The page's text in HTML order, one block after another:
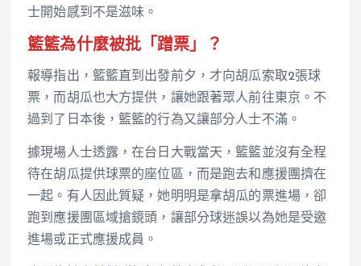
士開始感到不是滋味。
籃籃為什麼被批「蹭票」？
報導指出，籃籃直到出發前夕，才向胡瓜索取2張球
票，而胡瓜也大方提供，讓她跟著眾人前往東京。不
過到了日本後，籃籃的行為又讓部分人士不滿。
據現場人士透露，在台日大戰當天，籃籃並沒有全程
待在胡瓜提供球票的座位區，而是跑去和應援團擠在
一起。有人因此質疑，她明明是拿胡瓜的票進場，卻
跑到應援團區域搶鏡頭，讓部分球迷誤以為她是受邀
進場或正式應援成員。